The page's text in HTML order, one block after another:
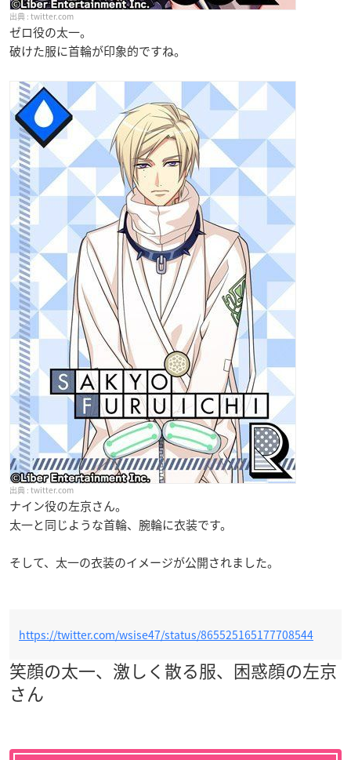
twitter.com
ゼロ役の太一。
破けた服に首輪が印象的ですね。
twitter.com
ナイン役の左京さん。
太一と同じような首輪、腕輪に衣装です。
そして、太一の衣装のイメージが公開されました。
https://twitter.com/wsise47/status/865525165177708544
笑顔の太一、激しく散る服、困惑顔の左京
さん